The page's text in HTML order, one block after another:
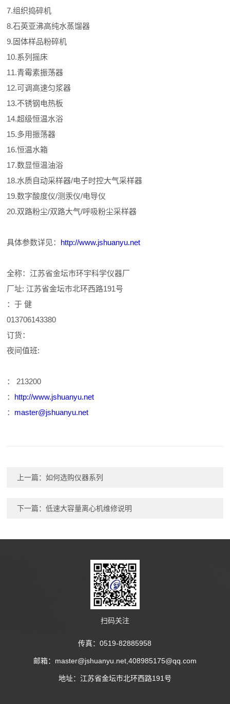
7.组织捣碎机
8.石英亚沸高纯水蒸馏器
9.固体样品粉碎机
10.系列摇床
11.青霉素振荡器
12.可调高速匀浆器
13.不锈钢电热板
14.超级恒温水浴
15.多用振荡器
16.恒温水箱
17.数显恒温油浴
18.水质自动采样器/电子时控大气采样器
19.数字酸度仪/测汞仪/电导仪
20.双路粉尘/双路大气/呼吸粉尘采样器
具体参数详见： http://www.jshuanyu.net
全称：江苏省金坛市环宇科学仪器厂
厂址: 江苏省金坛市北环西路191号
：于 健
013706143380
订货：
夜间值班:
： 213200
： http://www.jshuanyu.net
： master@jshuanyu.net
上一篇：如何选购仪器系列
下一篇：低速大容量离心机维修说明
扫码关注
传真：0519-82885958
邮箱：master@jshuanyu.net,408985175@qq.com
地址：江苏省金坛市北环西路191号